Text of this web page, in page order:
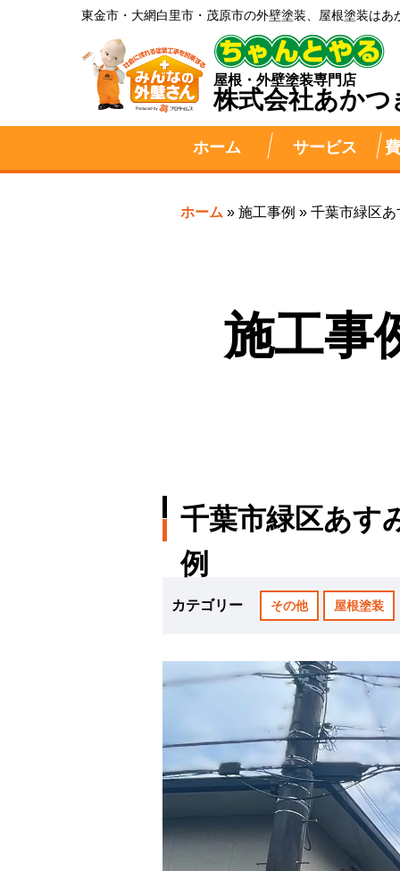
東金市・大網白里市・茂原市の外壁塗装、屋根塗装はあ
屋根・外壁塗装専門店
株式会社あかつ
ホーム サービス
ホーム » 施工事例 » 千葉市緑区
施工事
千葉市緑区あす
例
カテゴリー その他 屋根塗装